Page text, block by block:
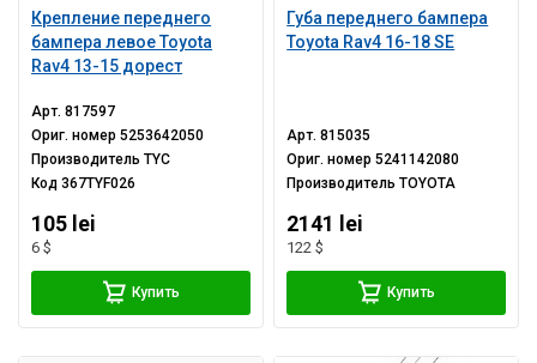
Крепление переднего
бампера левое Toyota
Rav4 13-15 дорест
Арт.817597
Ориг. номер5253642050
ПроизводительTYC
Код367TYF026
105 lei
6 $
Купить
Губа переднего бампера
Toyota Rav4 16-18 SE
Арт.815035
Ориг. номер5241142080
ПроизводительTOYOTA
2141 lei
122 $
Купить